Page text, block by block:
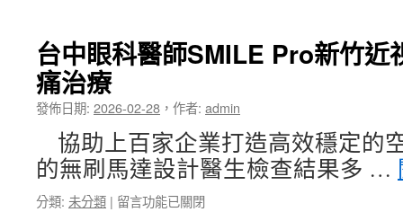
ILUMA
菸
節
藥
膏〉
中
神
臻
高
眼
科
專
業
台中眼科醫師SMILE Pro新竹近
痛治療
發佈日期: 2026-02-28 ， 作者: admin
協助上百家企業打造高效穩定的
的無刷馬達設計醫生檢查結果多 …
分類: 未分類 | 在
留言功能已關閉